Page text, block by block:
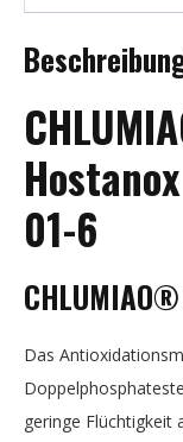
01-6
Das
geringe Flüchtigkeit